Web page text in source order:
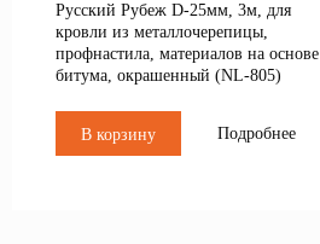
Русский Рубеж D-25мм, 3м, для
кровли из металлочерепицы,
профнастила, материалов на основе
битума, окрашенный (NL-805)
В корзину Подробнее